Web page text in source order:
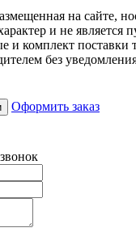
на сайте,
и не является
и комплект поставки
без
Оформить заказ